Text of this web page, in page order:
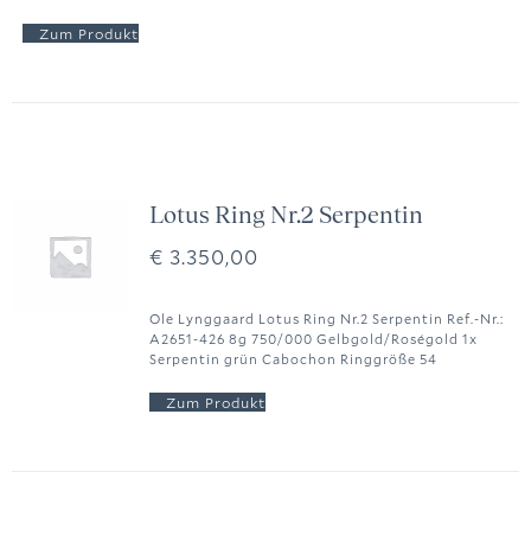
Lotus Ring Nr.2 Serpentin
€ 3.350,00
Ole Lynggaard Lotus Ring Nr.2 Serpentin Ref.-Nr.:
A2651-426 8g 750/000 Gelbgold/Roségold 1x
Serpentin grün Cabochon Ringgröße 54